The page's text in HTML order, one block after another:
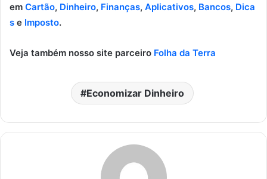
em Cartão, Dinheiro, Finanças, Aplicativos, Bancos, Dica
s e Imposto.
Veja também nosso site parceiro Folha da Terra
Economizar Dinheiro